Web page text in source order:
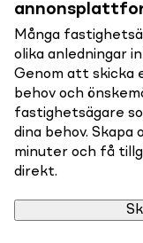
Många
olika anledningar
Genom att skicka
behov och
fastighetsägare
dina behov.
minuter och få
direkt.